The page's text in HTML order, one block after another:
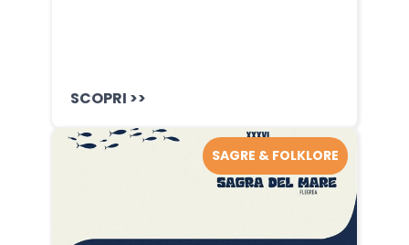
SCOPRI >>
SAGRE & FOLKLORE